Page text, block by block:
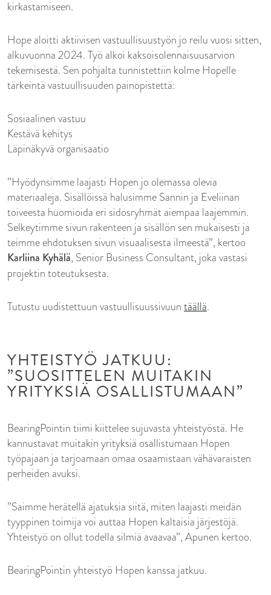
kirkastamiseen.
Hope aloitti aktiivisen vastuullisuustyön jo reilu vuosi sitten,
alkuvuonna 2024. Työ alkoi kaksoisolennaisuusarvion
tekemisestä. Sen pohjalta tunnistettiin kolme Hopelle
tärkeintä vastuullisuuden painopistettä:
Sosiaalinen vastuu
Kestävä kehitys
Läpinäkyvä organisaatio
”Hyödynsimme laajasti Hopen jo olemassa olevia
materiaaleja. Sisällöissä halusimme Sannin ja Eveliinan
toiveesta huomioida eri sidosryhmät aiempaa laajemmin.
Selkeytimme sivun rakenteen ja sisällön sen mukaisesti ja
teimme ehdotuksen sivun visuaalisesta ilmeestä”, kertoo
Karliina Kyhälä, Senior Business Consultant, joka vastasi
projektin toteutuksesta.
Tutustu uudistettuun vastuullisuussivuun täällä.
YHTEISTYÖ JATKUU:
”SUOSITTELEN MUITAKIN
YRITYKSIÄ OSALLISTUMAAN”
BearingPointin tiimi kiittelee sujuvasta yhteistyöstä. He
kannustavat muitakin yrityksiä osallistumaan Hopen
työpajaan ja tarjoamaan omaa osaamistaan vähävaraisten
perheiden avuksi.
”Saimme herätellä ajatuksia siitä, miten laajasti meidän
tyyppinen toimija voi auttaa Hopen kaltaisia järjestöjä.
Yhteistyö on ollut todella silmiä avaavaa”, Apunen kertoo.
BearingPointin yhteistyö Hopen kanssa jatkuu.